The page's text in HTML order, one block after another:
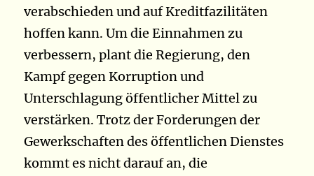
verabschieden und auf Kreditfazilitäten
hoffen kann. Um die Einnahmen zu
verbessern, plant die Regierung, den
Kampf gegen Korruption und
Unterschlagung öffentlicher Mittel zu
verstärken. Trotz der Forderungen der
Gewerkschaften des öffentlichen Dienstes
kommt es nicht darauf an, die